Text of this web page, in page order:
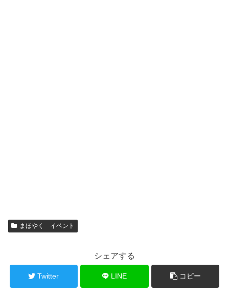
まほやく イベント
シェアする
Twitter LINE コピー